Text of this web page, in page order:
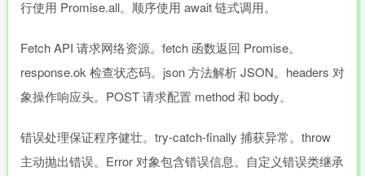
行使用 Promise.all。顺序使用 await 链式调用。
Fetch API 请求网络资源。fetch 函数返回 Promise。
response.ok 检查状态码。json 方法解析 JSON。headers 对
象操作响应头。POST 请求配置 method 和 body。
错误处理保证程序健壮。try-catch-finally 捕获异常。throw
主动抛出错误。Error 对象包含错误信息。自定义错误类继承